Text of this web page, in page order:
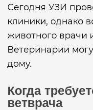
Сегодня УЗИ
клиники, однако
животного врачи
Ветеринарии
дому.
Когда
ветврача